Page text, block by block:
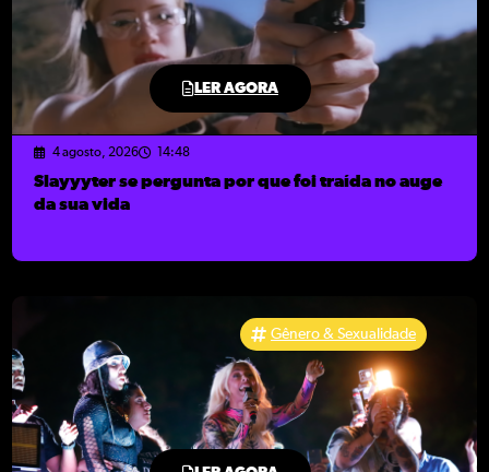
LER AGORA
4 agosto, 2026 14:48
Slayyyter se pergunta por que foi traída no auge
da sua vida
Gênero & Sexualidade